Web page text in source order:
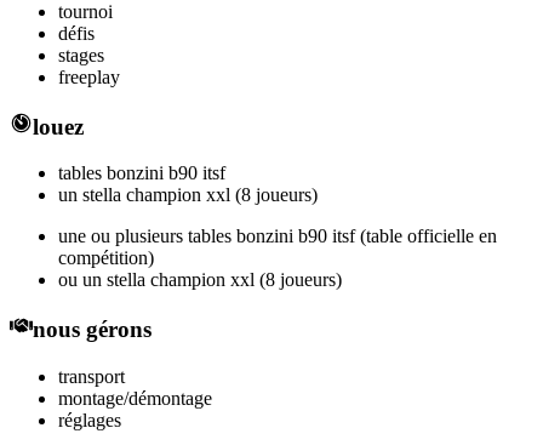
tournoi
défis
stages
freeplay
louez
tables bonzini b90 itsf
un stella champion xxl (8 joueurs)
une ou plusieurs tables bonzini b90 itsf (table officielle en
compétition)
ou un stella champion xxl (8 joueurs)
nous gérons
transport
montage/démontage
réglages